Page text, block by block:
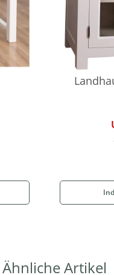
Ähnliche Artikel